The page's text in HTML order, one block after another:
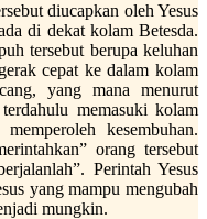
diucapkan oleh Yesus
di dekat kolam Betesda.
tersebut berupa keluhan
cepat ke dalam kolam
yang mana menurut
memasuki kolam
kesembuhan.
orang tersebut
Perintah Yesus
yang mampu mengubah
mungkin.